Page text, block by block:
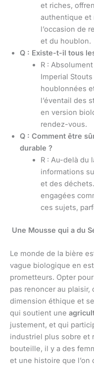
et riches,
authentique et
l’occasion de
et du houblon.
Q : Existe-t-il tous
R :
Imperial
houblonnées
l’éventail des
en version
rendez-vous.
Q : Comment être
durable ?
R : Au-delà du
informations
et des
engagées
ces sujets,
Une Mousse qui a du
Le monde de la bière
vague biologique en
prometteurs. Opter
pas renoncer au plaisir,
dimension éthique et
qui soutient une
justement, et qui
industriel plus sobre et
bouteille, il y a des
et une histoire que l’on